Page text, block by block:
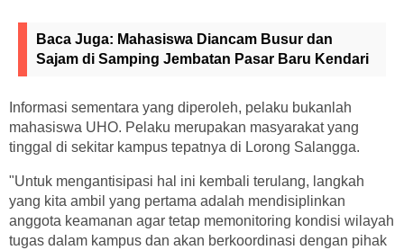
Baca Juga: Mahasiswa Diancam Busur dan
Sajam di Samping Jembatan Pasar Baru Kendari
Informasi sementara yang diperoleh, pelaku bukanlah
mahasiswa UHO. Pelaku merupakan masyarakat yang
tinggal di sekitar kampus tepatnya di Lorong Salangga.
"Untuk mengantisipasi hal ini kembali terulang, langkah
yang kita ambil yang pertama adalah mendisiplinkan
anggota keamanan agar tetap memonitoring kondisi wilayah
tugas dalam kampus dan akan berkoordinasi dengan pihak